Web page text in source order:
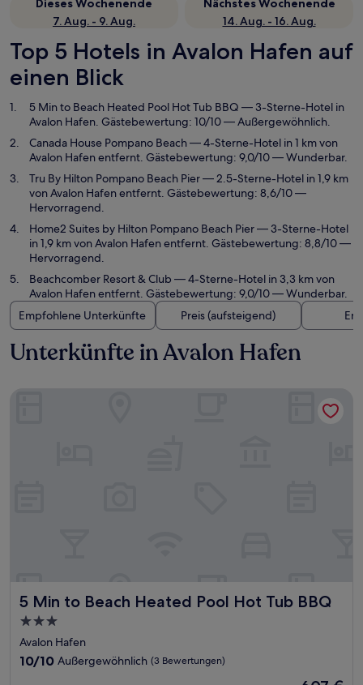
Dieses Wochenende
7. Aug. - 9. Aug.
Nächstes Wochenende
14. Aug. - 16. Aug.
Top 5 Hotels in Avalon Hafen auf
einen Blick
5 Min to Beach Heated Pool Hot Tub BBQ — 3-Sterne-Hotel in
Avalon Hafen. Gästebewertung: 10/10 — Außergewöhnlich.
Canada House Pompano Beach— 4-Sterne-Hotel in 1 km von
Avalon Hafen entfernt. Gästebewertung: 9,0/10 — Wunderbar.
Tru By Hilton Pompano Beach Pier— 2.5-Sterne-Hotel in 1,9 km
von Avalon Hafen entfernt. Gästebewertung: 8,6/10 —
Hervorragend.
Home2 Suites by Hilton Pompano Beach Pier— 3-Sterne-Hotel
in 1,9 km von Avalon Hafen entfernt. Gästebewertung: 8,8/10 —
Hervorragend.
Beachcomber Resort & Club — 4-Sterne-Hotel in 3,3 km von
Avalon Hafen entfernt. Gästebewertung: 9,0/10 — Wunderbar.
Empfohlene Unterkünfte
Preis (aufsteigend)
Unterkünfte in Avalon Hafen
5 Min to Beach Heated Pool Hot Tub BBQ
5 Min to Beach Heated Pool Hot Tub BBQ
3.0-
Sterne-
Unterkunft
Avalon Hafen
10.0
10/10 Außergewöhnlich (3 Bewertungen)